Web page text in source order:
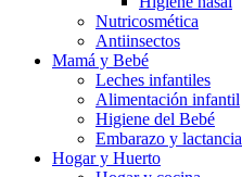
Nutricosmética
Antiinsectos
Mamá y Bebé
Leches infantiles
Alimentación infantil
Higiene del Bebé
Embarazo y lactancia
Hogar y Huerto